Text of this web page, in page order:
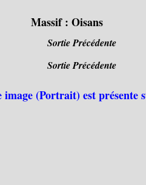
Massif : Oisans
Sortie Précédente
Sortie Précédente
image (Portrait) est présente